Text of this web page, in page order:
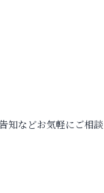
知などお気軽にご相